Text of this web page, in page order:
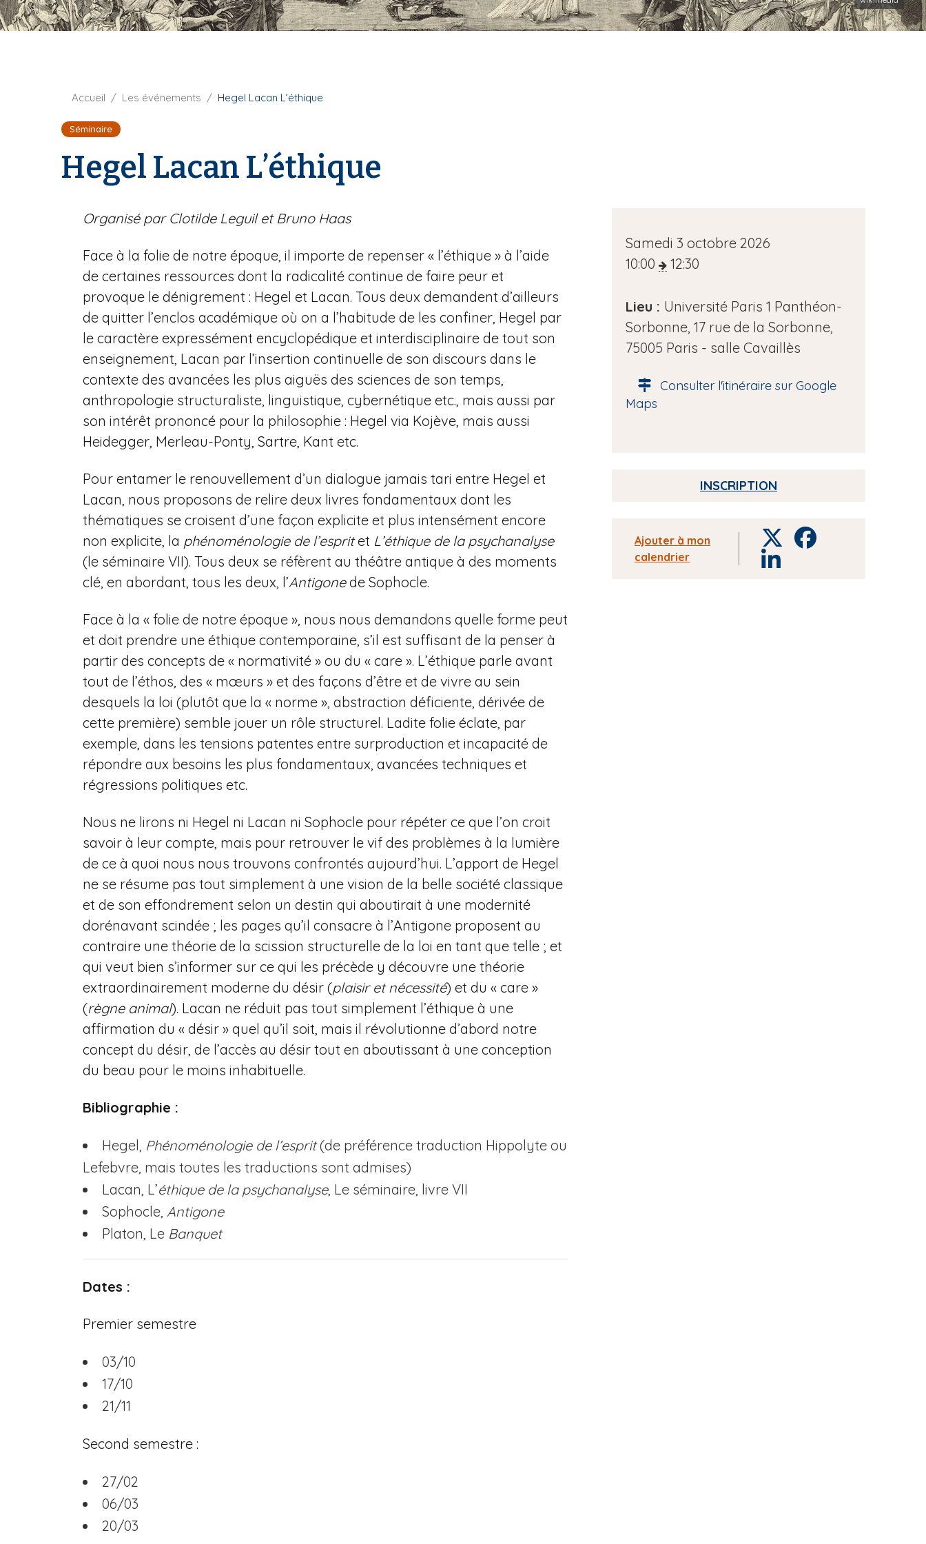
i
p
t
u
F
l
'
A
Accueil Les événements Hegel Lacan L’éthique
Séminaire
Hegel Lacan L’éthique
Organisé par Clotilde Leguil et Bruno Haas
Face à la folie de notre époque, il importe de repenser « l’éthique » à l’aide
de certaines ressources dont la radicalité continue de faire peur et
provoque le dénigrement : Hegel et Lacan. Tous deux demandent d’ailleurs
de quitter l’enclos académique où on a l’habitude de les confiner, Hegel par
le caractère expressément encyclopédique et interdisciplinaire de tout son
enseignement, Lacan par l’insertion continuelle de son discours dans le
contexte des avancées les plus aiguës des sciences de son temps,
anthropologie structuraliste, linguistique, cybernétique etc., mais aussi par
son intérêt prononcé pour la philosophie : Hegel via Kojève, mais aussi
Heidegger, Merleau-Ponty, Sartre, Kant etc.
Pour entamer le renouvellement d’un dialogue jamais tari entre Hegel et
Lacan, nous proposons de relire deux livres fondamentaux dont les
thématiques se croisent d’une façon explicite et plus intensément encore
non explicite, la phénoménologie de l’espritet L’éthique de la psychanalyse
(le séminaire VII). Tous deux se réfèrent au théâtre antique à des moments
clé, en abordant, tous les deux, l’Antigonede Sophocle.
Face à la « folie de notre époque », nous nous demandons quelle forme peut
et doit prendre une éthique contemporaine, s’il est suffisant de la penser à
partir des concepts de « normativité » ou du « care ». L’éthique parle avant
tout de l’éthos, des « mœurs » et des façons d’être et de vivre au sein
desquels la loi (plutôt que la « norme », abstraction déficiente, dérivée de
cette première) semble jouer un rôle structurel. Ladite folie éclate, par
exemple, dans les tensions patentes entre surproduction et incapacité de
répondre aux besoins les plus fondamentaux, avancées techniques et
régressions politiques etc.
Nous ne lirons ni Hegel ni Lacan ni Sophocle pour répéter ce que l’on croit
savoir à leur compte, mais pour retrouver le vif des problèmes à la lumière
de ce à quoi nous nous trouvons confrontés aujourd’hui. L’apport de Hegel
ne se résume pas tout simplement à une vision de la belle société classique
et de son effondrement selon un destin qui aboutirait à une modernité
dorénavant scindée ; les pages qu’il consacre à l’Antigone proposent au
contraire une théorie de la scission structurelle de la loi en tant que telle ; et
qui veut bien s’informer sur ce qui les précède y découvre une théorie
extraordinairement moderne du désir (plaisir et nécessité) et du « care »
(règne animal). Lacan ne réduit pas tout simplement l’éthique à une
affirmation du « désir » quel qu’il soit, mais il révolutionne d’abord notre
concept du désir, de l’accès au désir tout en aboutissant à une conception
du beau pour le moins inhabituelle.
Bibliographie :
Hegel, Phénoménologie de l’esprit(de préférence traduction Hippolyte ou
Lefebvre, mais toutes les traductions sont admises)
Lacan, L’éthique de la psychanalyse, Le séminaire, livre VII
Sophocle, Antigone
Platon, Le Banquet
Dates :
Premier semestre
03/10
17/10
21/11
Second semestre :
27/02
06/03
20/03
D
a
e
d
e
é
Samedi 3 octobre 2026
10:00
12:30
Lieu : Université Paris 1 Panthéon-
Sorbonne, 17 rue de la Sorbonne,
75005 Paris - salle Cavaillès
Consulter l'itinéraire sur Google
Maps
INSCRIPTION
Ajouter à mon
calendrier
T
w
i
F
a
L